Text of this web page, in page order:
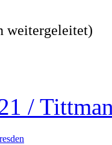
weitergeleitet)
/